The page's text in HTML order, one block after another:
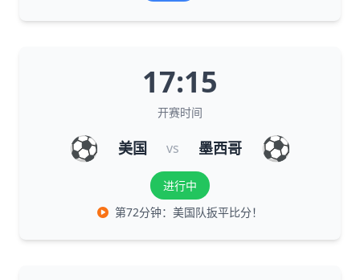
17:15
开赛时间
⚽ 美国 vs 墨西哥 ⚽
进行中
第72分钟：美国队扳平比分！